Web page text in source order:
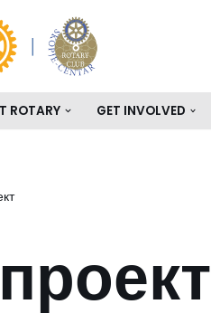
ROTARY GET INVOLVED